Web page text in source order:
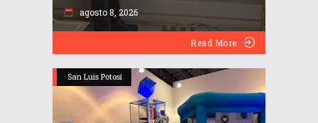
agosto 8, 2026
Read More
San Luis Potosí